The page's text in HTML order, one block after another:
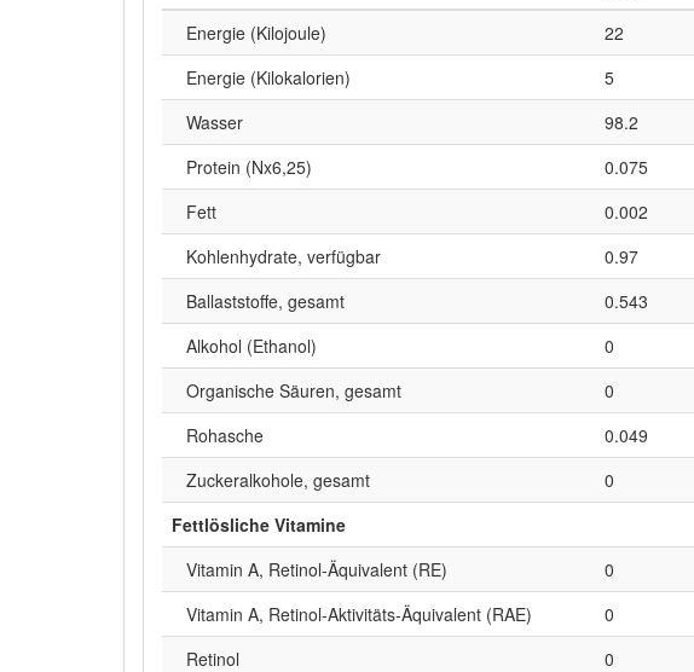
Energie (Kilojoule)
22
Energie (Kilokalorien)
5
Wasser
98.2
Protein (Nx6,25)
0.075
Fett
0.002
Kohlenhydrate, verfügbar
0.97
Ballaststoffe, gesamt
0.543
Alkohol (Ethanol)
0
Organische Säuren, gesamt
0
Rohasche
0.049
Zuckeralkohole, gesamt
0
Fettlösliche Vitamine
Vitamin A, Retinol-Äquivalent (RE)
0
Vitamin A, Retinol-Aktivitäts-Äquivalent (RAE)
0
Retinol
0